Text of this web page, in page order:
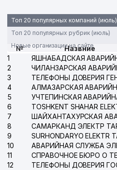
Топ 20 популярных компаний (июль)
Топ 20 популярных рубрик (июль)
Новые организации на сайте
№
Назвние
1
2
3
4
5
6
7
8
9
10
11
12